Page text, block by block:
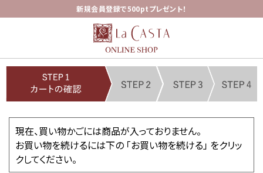
新規会員登録で500ptプレゼント！
現在、買い物かごには商品が入っておりません。
お買い物を続けるには下の 「お買い物を続ける」 をクリッ
クしてください。